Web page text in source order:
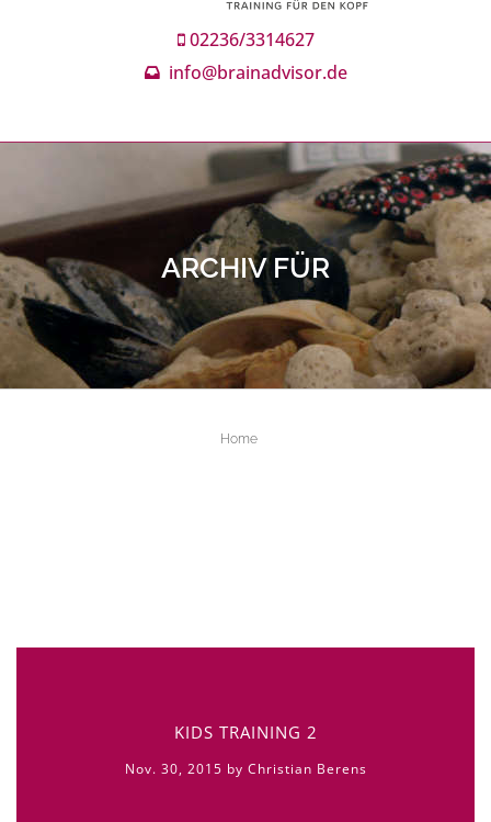
ALL FIELDS ARE REQUIRED.
Close Appointment form
02236/3314627
info@brainadvisor.de
ARCHIV FÜR
Home
KIDS TRAINING 2
Nov. 30, 2015 by Christian Berens